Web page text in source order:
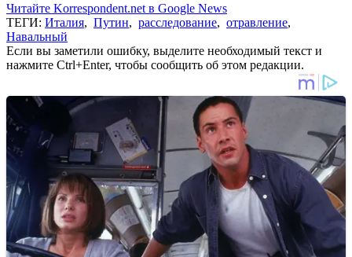
Читайте Korrespondent.net в Google News
ТЕГИ: Италия, Путин, расследование, отравление,
Навальный
Если вы заметили ошибку, выделите необходимый текст и
нажмите Ctrl+Enter, чтобы сообщить об этом редакции.